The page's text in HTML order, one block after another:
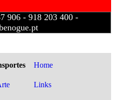
906 - 918 203 400 -
Home
Links